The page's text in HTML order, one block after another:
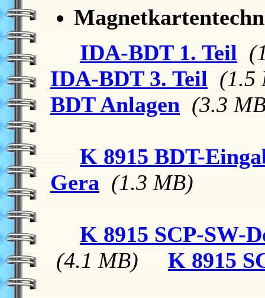
IDA-BDT 1. Teil
IDA-BDT 3. Teil (1.5
BDT Anlagen (3.3
K 8915 BDT-
Gera (1.3 MB)
K 8915 SCP-SW-
(4.1 MB)
K 8915